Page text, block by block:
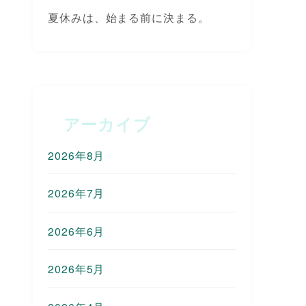
夏休みは、始まる前に決まる。
アーカイブ
2026年8月
2026年7月
2026年6月
2026年5月